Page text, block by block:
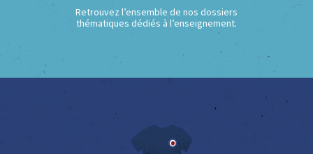
Retrouvez l’ensemble de nos dossiers
thématiques dédiés à l’enseignement.